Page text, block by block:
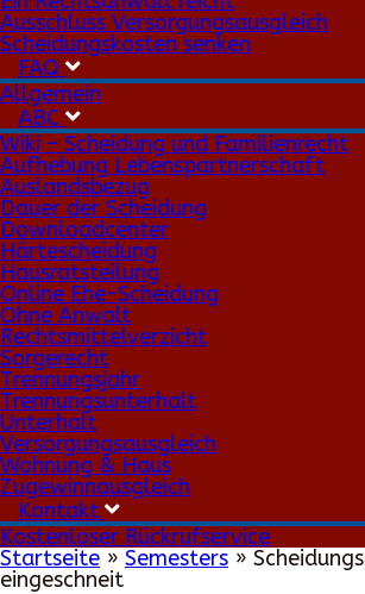
Ausschluss Versorgungsausgleich
Scheidungskosten senken
FAQ
Allgemein
ABC
Wiki – Scheidung und Familienrecht
Aufhebung Lebenspartnerschaft
Auslandsbezug
Dauer der Scheidung
Downloadcenter
Härtescheidung
Hausratsteilung
Online Ehe-Scheidung
Ohne Anwalt
Rechtsmittelverzicht
Sorgerecht
Trennungsjahr
Trennungsunterhalt
Unterhalt
Versorgungsausgleich
Wohnung & Haus
Zugewinnausgleich
Kontakt
Kostenloser Rückrufservice
Startseite » Semesters »
eingeschneit